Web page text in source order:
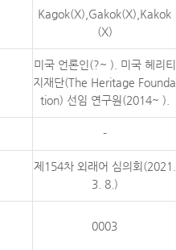
Kagok(X),Gakok(X),Kakok
(X)
미국 언론인(?~ ). 미국 헤리티
지재단(The Heritage Founda
tion) 선임 연구원(2014~ ).
-
제154차 외래어 심의회(2021.
3. 8.)
0003